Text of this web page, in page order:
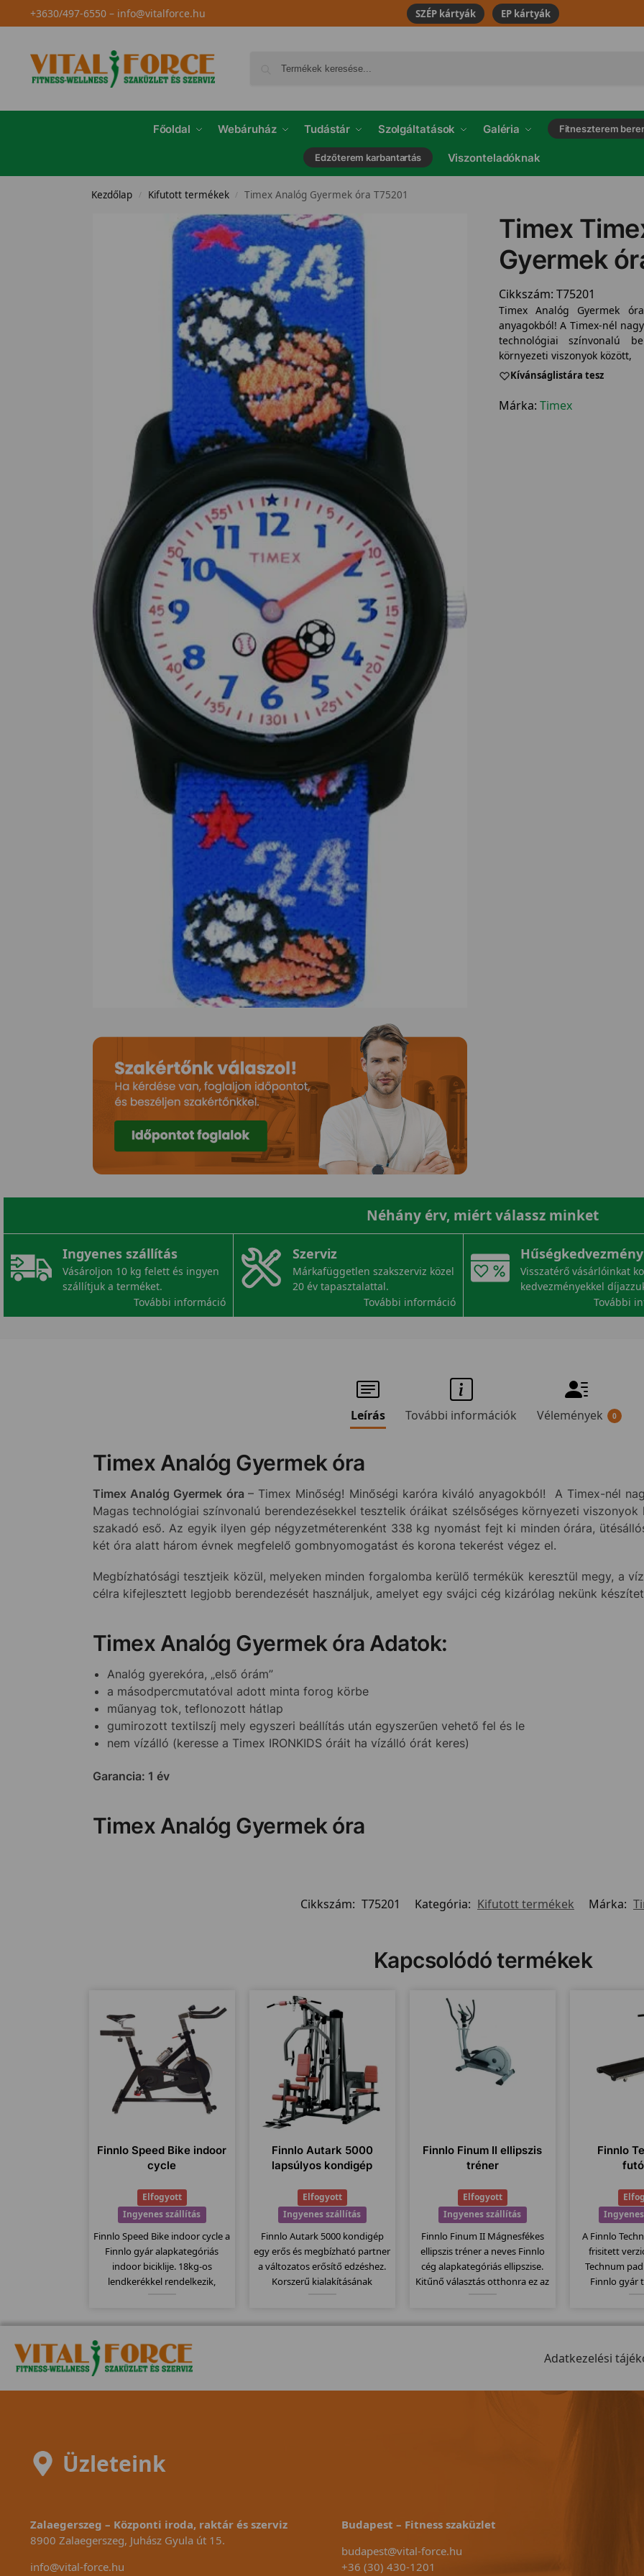
+3630/497-6550– info@vitalforce.hu SZÉP kártyák EP kártyák
Főoldal Webáruház Tudástár Szolgáltatások Galéria Fitneszterem
Edzőterem karbantartás Viszonteladóknak
Kezdőlap / Kifutott termékek / Timex Analóg Gyermek óra T75201
Timex
Gyermek
Cikkszám: T75201
Timex Analóg Gyermek
anyagokból! A Timex-nél
technológiai színvonalú
környezeti viszonyok között,
Kívánságlistára tesz
Márka: Timex
Néhány érv, miért válassz minket
Ingyenes szállítás
Vásároljon 10 kg felett és ingyen
szállítjuk a terméket.
További információ
Szerviz
Márkafüggetlen szakszerviz közel
20 év tapasztalattal.
További információ
Hűségkedvezmény
Visszatérő vásárlóinkat
kedvezményekkel
További
Leírás További információk Vélemények 0
Timex Analóg Gyermek óra
Timex Analóg Gyermek óra – Timex Minőség! Minőségi karóra kiváló anyagokból! A Timex-nél
Magas technológiai színvonalú berendezésekkel tesztelik óráikat szélsőséges környezeti
szakadó eső. Az egyik ilyen gép négyzetméterenként 338 kg nyomást fejt ki minden órára,
két óra alatt három évnek megfelelő gombnyomogatást és korona tekerést végez el.
Megbízhatósági tesztjeik közül, melyeken minden forgalomba kerülő termékük keresztül megy, a
célra kifejlesztett legjobb berendezését használjuk, amelyet egy svájci cég kizárólag nekünk
Timex Analóg Gyermek óra Adatok:
Analóg gyerekóra, „első órám”
a másodpercmutatóval adott minta forog körbe
műanyag tok, teflonozott hátlap
gumirozott textilszíj mely egyszeri beállítás után egyszerűen vehető fel és le
nem vízálló (keresse a Timex IRONKIDS óráit ha vízálló órát keres)
Garancia: 1 év
Timex Analóg Gyermek óra
Cikkszám: T75201 Kategória: Kifutott termékek Márka:
Kapcsolódó termékek
Finnlo Speed Bike indoor
cycle
Elfogyott
Ingyenes szállítás
Finnlo Speed Bike indoor cycle a
Finnlo gyár alapkategóriás
indoor biciklije. 18kg-os
lendkerékkel rendelkezik,
Kitűnően alkalmas erőltetett
biciklizésre, szabadon futó
meghajtó rendszerét.
Finnlo Autark 5000
lapsúlyos kondigép
Elfogyott
Ingyenes szállítás
Finnlo Autark 5000 kondigép
egy erős és megbízható partner
a változatos erősítő edzéshez.
Korszerű kialakításának
különböző "állomásokat" a
Finnlo Finum II ellipszis
tréner
Elfogyott
Ingyenes szállítás
Finnlo Finum II Mágnesfékes
ellipszis tréner a neves Finnlo
cég alapkategóriás ellipszise.
Kitűnő választás otthonra ez az
további 10 erősségi fokozatban
Finnlo
A Finnlo
frisitett
Technum
Finnlo gyár
135x44cm-
jellemzi
Adatkezelési
Üzleteink
Zalaegerszeg – Központi iroda, raktár és szerviz
8900 Zalaegerszeg, Juhász Gyula út 15.
info@vital-force.hu
Budapest – Fitness szaküzlet
budapest@vital-force.hu
+36 (30) 430-1201